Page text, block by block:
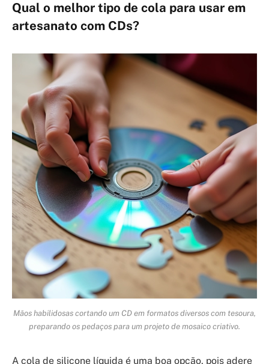
Qual o melhor tipo de cola para usar em
artesanato com CDs?
Mãos habilidosas cortando um CD em formatos diversos com tesoura,
preparando os pedaços para um projeto de mosaico criativo.
A cola de silicone líquida é uma boa opção, pois adere